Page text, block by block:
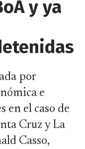
y ya
por
e
en el caso de
Cruz y La
Casso,